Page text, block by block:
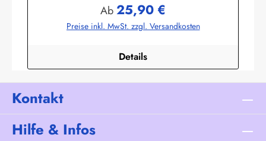
Wittmundinfo@modas-bekleidung.de
Regulärer Preis:
Ab25,90 €
Preise inkl. MwSt. zzgl. Versandkosten
Details
Kontakt
Hilfe & Infos